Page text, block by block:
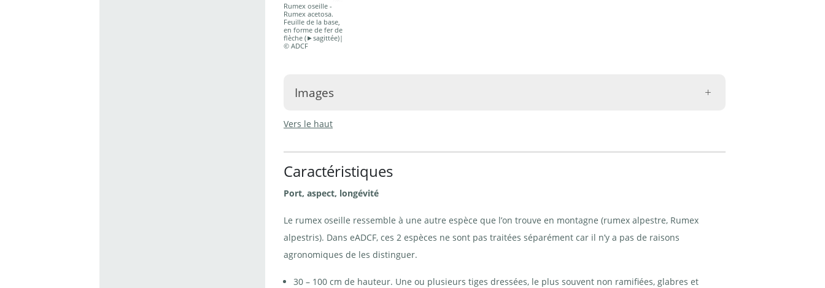
Rumex oseille -
Rumex acetosa.
Feuille de la base,
en forme de fer de
flèche (►sagittée)|
© ADCF
Images
oseille -
Rumex
A.Krebs
Rumex oseille - Rumex
acetosa. Feuille de la tige |
© Agroscope
Vers le haut
Caractéristiques
Port, aspect, longévité
Le rumex oseille ressemble à une autre espèce que l’on trouve en montagne (rumex alpestre, Rumex
alpestris). Dans eADCF, ces 2 espèces ne sont pas traitées séparément car il n’y a pas de raisons
agronomiques de les distinguer.
30 – 100 cm de hauteur. Une ou plusieurs tiges dressées, le plus souvent non ramifiées, glabres et